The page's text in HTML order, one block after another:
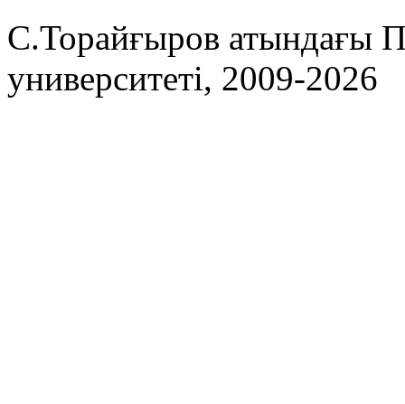
С.Торайғыров атындағы
университеті, 2009-2026